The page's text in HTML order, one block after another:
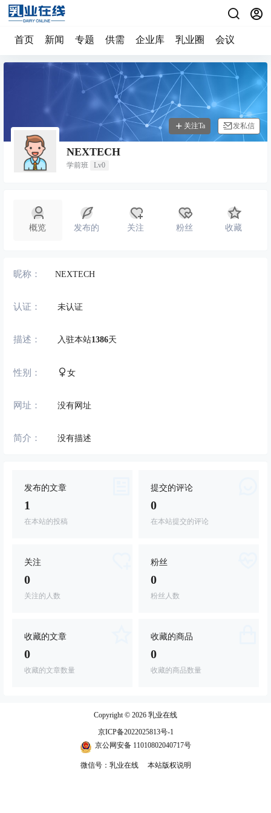
首页 新闻 专题 供需 企业库 乳业圈 会议
NEXTECH
学前班 Lv0
关注Ta 发私信
概览 发布的 关注 粉丝 收藏
昵称： NEXTECH
认证： 未认证
描述： 入驻本站1386天
性别： 女
网址： 没有网址
简介： 没有描述
发布的文章
1
在本站的投稿
提交的评论
0
在本站提交的评论
关注
0
关注的人数
粉丝
0
粉丝人数
收藏的文章
0
收藏的文章数量
收藏的商品
0
收藏的商品数量
Copyright © 2026 乳业在线
京ICP备2022025813号-1
京公网安备 11010802040717号
微信号：乳业在线 本站版权说明